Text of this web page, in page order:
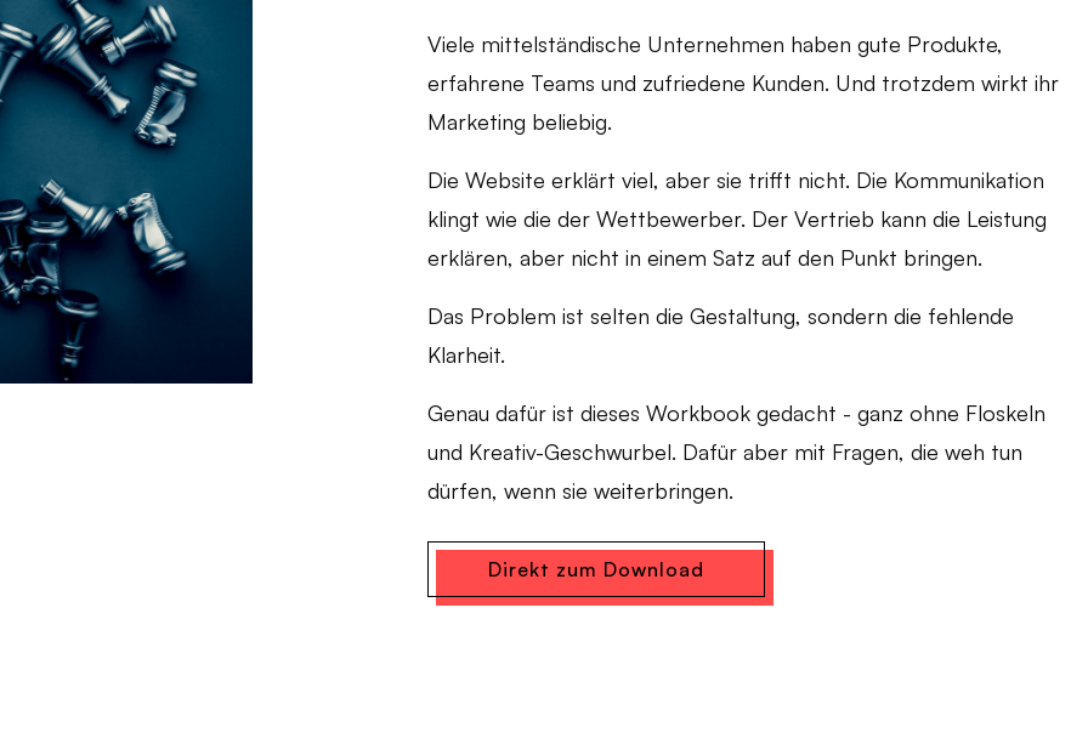
Viele mittelständische Unternehmen haben gute Produkte,
erfahrene Teams und zufriedene Kunden. Und trotzdem wirkt ihr
Marketing beliebig.
Die Website erklärt viel, aber sie trifft nicht. Die Kommunikation
klingt wie die der Wettbewerber. Der Vertrieb kann die Leistung
erklären, aber nicht in einem Satz auf den Punkt bringen.
Das Problem ist selten die Gestaltung, sondern die fehlende
Klarheit.
Genau dafür ist dieses Workbook gedacht - ganz ohne Floskeln
und Kreativ-Geschwurbel. Dafür aber mit Fragen, die weh tun
dürfen, wenn sie weiterbringen.
Direkt zum Download